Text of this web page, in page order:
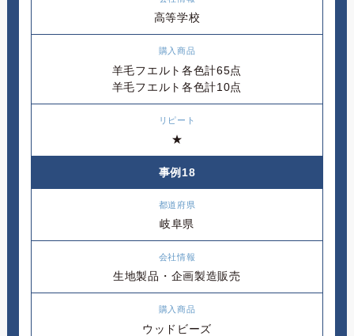
高等学校
羊毛フエルト各色計65点
羊毛フエルト各色計10点
★
事例18
岐阜県
生地製品・企画製造販売
ウッドビーズ